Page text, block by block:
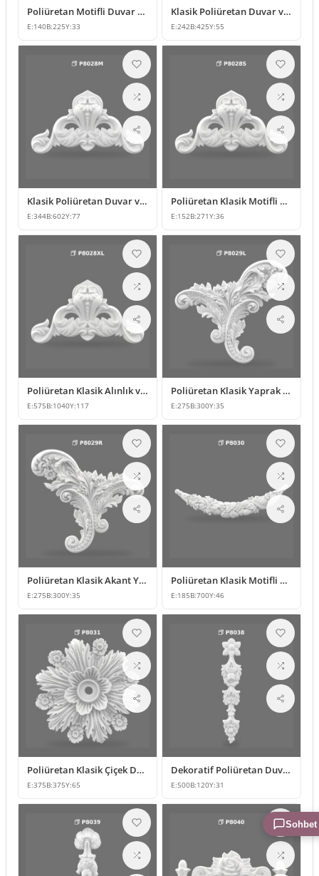
Poliüretan Motifli Duvar ve Mobilya Süsleme Modelleri
E:140B:225Y:33
Klasik Poliüretan Duvar ve Mobilya Süsleme Modeli
E:242B:425Y:55
Klasik Poliüretan Duvar ve Mobilya Süsleme Modeli
E:344B:602Y:77
Poliüretan Klasik Motifli Duvar ve Mobilya Süsü
E:152B:271Y:36
Poliüretan Klasik Alınlık ve Duvar Süsleme Tasarımı
E:575B:1040Y:117
Poliüretan Klasik Yaprak Desenli Köşe Süsleme Modeli
E:275B:300Y:35
Poliüretan Klasik Akant Yapraklı Duvar Süsleme Modeli
E:275B:300Y:35
Poliüretan Klasik Motifli Duvar Süsü
E:185B:700Y:46
Poliüretan Klasik Çiçek Desenli Duvar ve Tavan Süsü
E:375B:375Y:65
Dekoratif Poliüretan Duvar ve Mobilya Süsleme Modeli
E:500B:120Y:31
Sohbet